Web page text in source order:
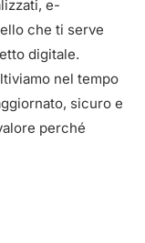
e-
che ti serve
digitale.
nel tempo
sicuro e
perché